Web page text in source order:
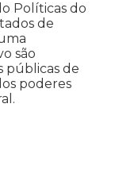
Políticas do
de
são
públicas de
poderes